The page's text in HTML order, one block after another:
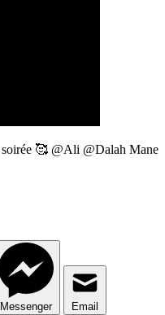
🥰 @Ali @Dalah Mane
Messenger Email